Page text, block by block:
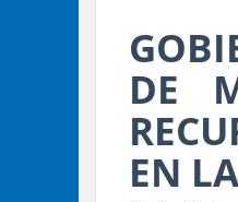
DE
EN